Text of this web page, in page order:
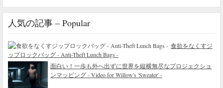
人気の記事 – Popular
食欲をなくすジ
ップロックバッグ - Anti-Theft Lunch Bags -
面白い！一歩も外へ出ずに世界を縦横無尽なプロジェクショ
ンマッピング - Video for Willow's 'Sweater' -